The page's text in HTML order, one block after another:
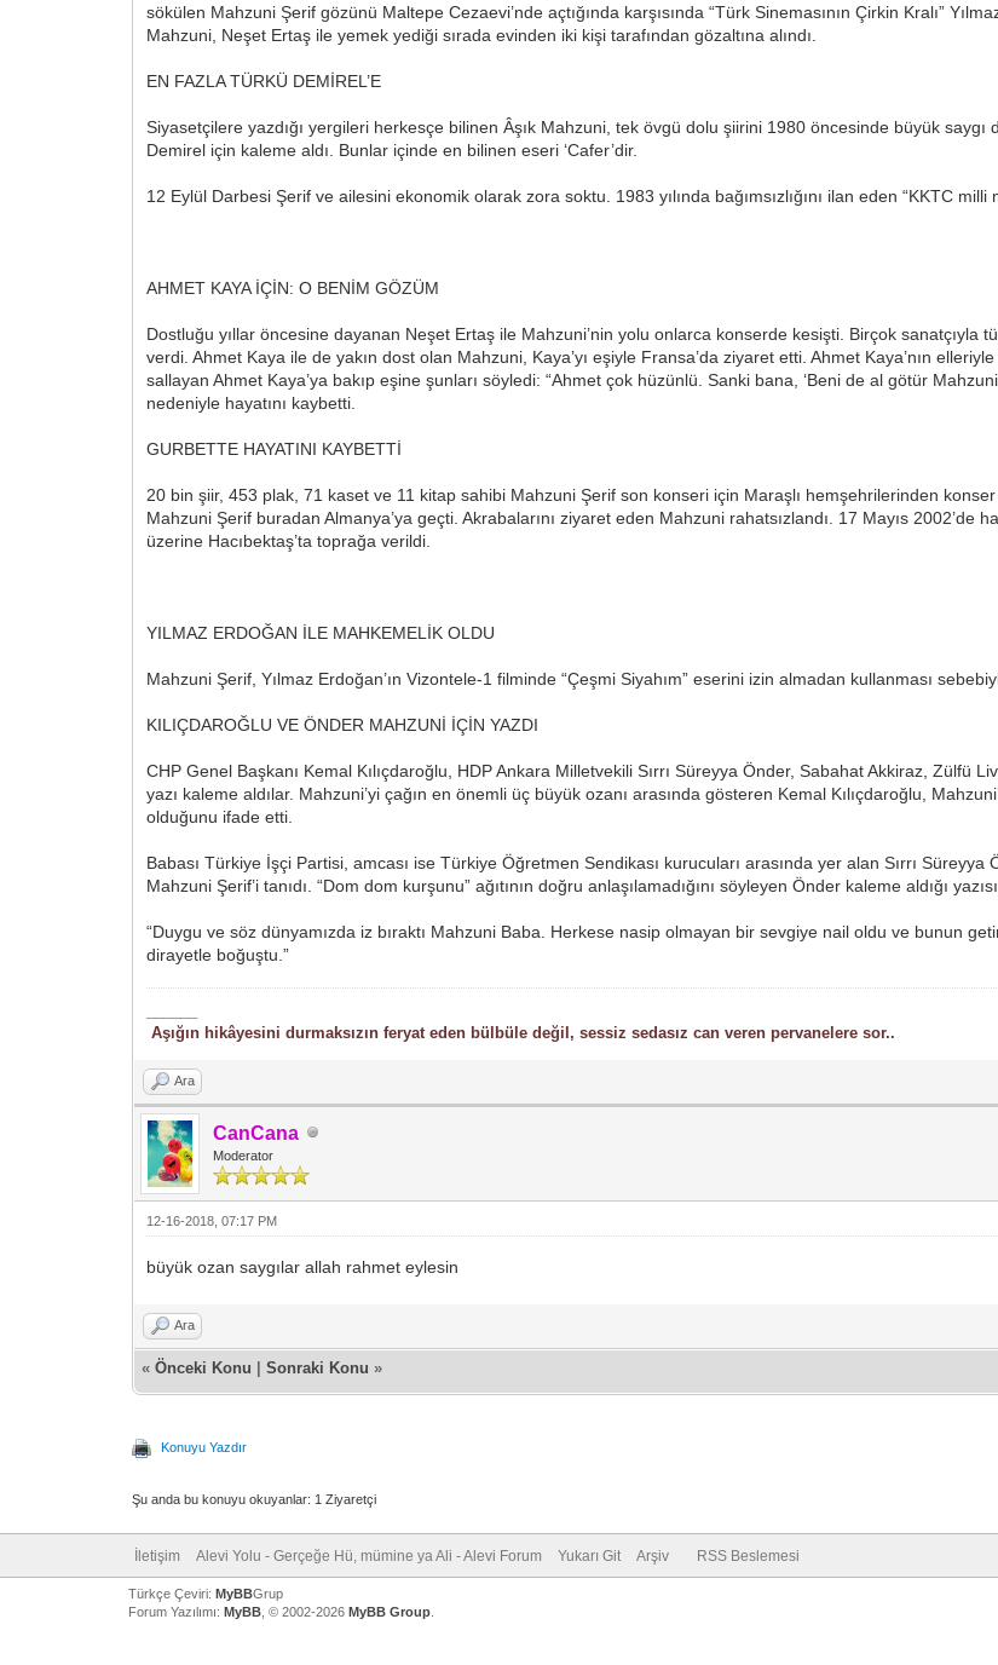
sökülen Mahzuni Şerif gözünü Maltepe Cezaevi’nde açtığında karşısında “Türk Sinemasının Çirkin Kralı”
Mahzuni, Neşet Ertaş ile yemek yediği sırada evinden iki kişi tarafından gözaltına alındı.
EN FAZLA TÜRKÜ DEMİREL’E
Siyasetçilere yazdığı yergileri herkesçe bilinen Âşık Mahzuni, tek övgü dolu şiirini 1980 öncesinde büyük saygı
Demirel için kaleme aldı. Bunlar içinde en bilinen eseri ‘Cafer’dir.
12 Eylül Darbesi Şerif ve ailesini ekonomik olarak zora soktu. 1983 yılında bağımsızlığını ilan eden “KKTC milli
AHMET KAYA İÇİN: O BENİM GÖZÜM
Dostluğu yıllar öncesine dayanan Neşet Ertaş ile Mahzuni’nin yolu onlarca konserde kesişti. Birçok sanatçıyla
verdi. Ahmet Kaya ile de yakın dost olan Mahzuni, Kaya’yı eşiyle Fransa’da ziyaret etti. Ahmet Kaya’nın
sallayan Ahmet Kaya’ya bakıp eşine şunları söyledi: “Ahmet çok hüzünlü. Sanki bana, ‘Beni de al götür
nedeniyle hayatını kaybetti.
GURBETTE HAYATINI KAYBETTİ
20 bin şiir, 453 plak, 71 kaset ve 11 kitap sahibi Mahzuni Şerif son konseri için Maraşlı hemşehrilerinden
Mahzuni Şerif buradan Almanya’ya geçti. Akrabalarını ziyaret eden Mahzuni rahatsızlandı. 17 Mayıs 2002’de
üzerine Hacıbektaş’ta toprağa verildi.
YILMAZ ERDOĞAN İLE MAHKEMELİK OLDU
Mahzuni Şerif, Yılmaz Erdoğan’ın Vizontele-1 filminde “Çeşmi Siyahım” eserini izin almadan kullanması
KILIÇDAROĞLU VE ÖNDER MAHZUNİ İÇİN YAZDI
CHP Genel Başkanı Kemal Kılıçdaroğlu, HDP Ankara Milletvekili Sırrı Süreyya Önder, Sabahat Akkiraz, Zülfü
yazı kaleme aldılar. Mahzuni’yi çağın en önemli üç büyük ozanı arasında gösteren Kemal Kılıçdaroğlu,
olduğunu ifade etti.
Babası Türkiye İşçi Partisi, amcası ise Türkiye Öğretmen Sendikası kurucuları arasında yer alan Sırrı
Mahzuni Şerif’i tanıdı. “Dom dom kurşunu” ağıtının doğru anlaşılamadığını söyleyen Önder kaleme aldığı
“Duygu ve söz dünyamızda iz bıraktı Mahzuni Baba. Herkese nasip olmayan bir sevgiye nail oldu ve bunun
dirayetle boğuştu.”
Aşığın hikâyesini durmaksızın feryat eden bülbüle değil, sessiz sedasız can veren pervanelere sor..
Ara
CanCana
Moderator
12-16-2018, 07:17 PM
büyük ozan saygılar allah rahmet eylesin
Ara
«Önceki Konu |Sonraki Konu »
Konuyu Yazdır
Şu anda bu konuyu okuyanlar: 1 Ziyaretçi
İletişim Alevi Yolu - Gerçeğe Hü, mümine ya Ali - Alevi Forum Yukarı Git Arşiv RSS Beslemesi
Türkçe Çeviri: MyBBGrup
Forum Yazılımı: MyBB, © 2002-2026 MyBB Group.